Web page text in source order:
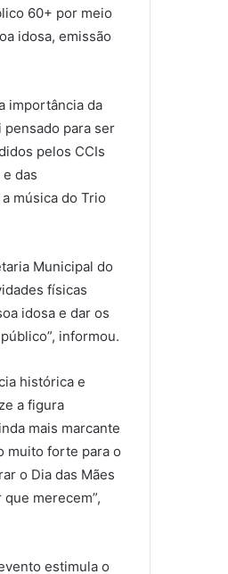
60+ por meio
idosa, emissão
importância da
pensado para ser
pelos CCIs
das
música do Trio
Municipal do
físicas
idosa e dar os
informou.
histórica e
a figura
mais marcante
muito forte para o
o Dia das Mães
merecem”,
estimula o